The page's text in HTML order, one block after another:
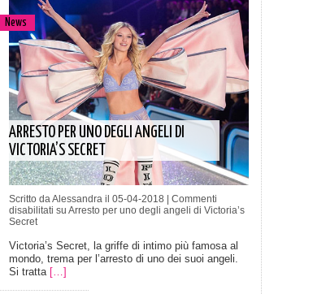
News
ARRESTO PER UNO DEGLI ANGELI DI
VICTORIA’S SECRET
Scritto da Alessandra il 05-04-2018 | Commenti
disabilitati su Arresto per uno degli angeli di Victoria’s
Secret
Victoria’s Secret, la griffe di intimo più famosa al
mondo, trema per l’arresto di uno dei suoi angeli.
Si tratta […]